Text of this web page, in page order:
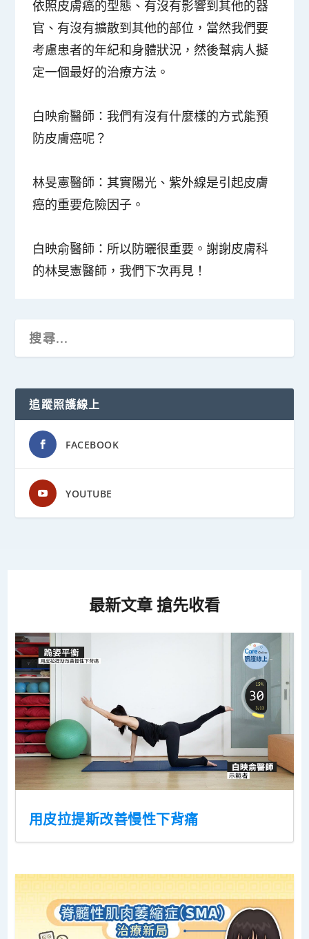
依照皮膚癌的型態、有沒有影響到其他的器
官、有沒有擴散到其他的部位，當然我們要
考慮患者的年紀和身體狀況，然後幫病人擬
定一個最好的治療方法。
白映俞醫師 ：我們有沒有什麼樣的方式能預
防皮膚癌呢？
林旻憲醫師 ：其實陽光、紫外線是引起皮膚
癌的重要危險因子。
白映俞醫師 ：所以防曬很重要。謝謝皮膚科
的林旻憲醫師，我們下次再見！
追蹤照護線上
FACEBOOK
YOUTUBE
最新文章 搶先收看
用皮拉提斯改善慢性下背痛